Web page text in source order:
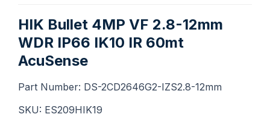
HIK Bullet 4MP VF 2.8-12mm
WDR IP66 IK10 IR 60mt
AcuSense
Part Number: DS-2CD2646G2-IZS2.8-12mm
SKU: ES209HIK19